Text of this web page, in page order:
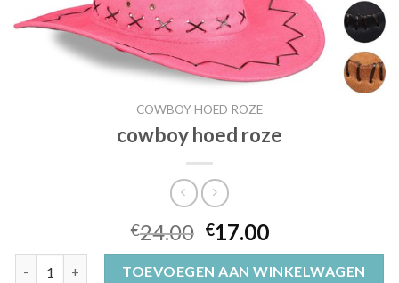
COWBOY HOED ROZE
cowboy hoed roze
€24.00 €17.00
TOEVOEGEN AAN WINKELWAGEN